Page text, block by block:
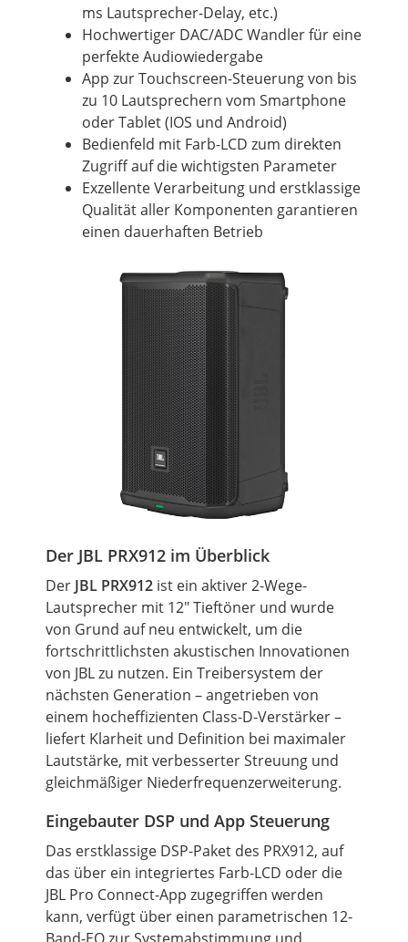
ms Lautsprecher-Delay, etc.)
Hochwertiger DAC/ADC Wandler für eine
perfekte Audiowiedergabe
App zur Touchscreen-Steuerung von bis
zu 10 Lautsprechern vom Smartphone
oder Tablet (IOS und Android)
Bedienfeld mit Farb-LCD zum direkten
Zugriff auf die wichtigsten Parameter
Exzellente Verarbeitung und erstklassige
Qualität aller Komponenten garantieren
einen dauerhaften Betrieb
Der JBL PRX912 im Überblick
Der JBL PRX912 ist ein aktiver 2-Wege-
Lautsprecher mit 12"Tieftöner und wurde
von Grund auf neu entwickelt, um die
fortschrittlichsten akustischen Innovationen
von JBL zu nutzen. Ein Treibersystem der
nächsten Generation – angetrieben von
einem hocheffizienten Class-D-Verstärker –
liefert Klarheit und Definition bei maximaler
Lautstärke, mit verbesserter Streuung und
gleichmäßiger Niederfrequenzerweiterung.
Eingebauter DSP und App Steuerung
Das erstklassige DSP-Paket des PRX912, auf
das über ein integriertes Farb-LCD oder die
JBL Pro Connect-App zugegriffen werden
kann, verfügt über einen parametrischen 12-